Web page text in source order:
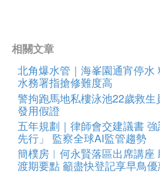
相關文章
北角爆水管｜海峯園通宵停水
水務署指搶修難度高
警拘跑馬地私樓泳池22歲救
發用假證
五年規劃｜律師會交建議書
先行」 監察全球AI監管趨勢
簡樸房︱何永賢落區出席講座
渡期要點 籲盡快登記享早鳥